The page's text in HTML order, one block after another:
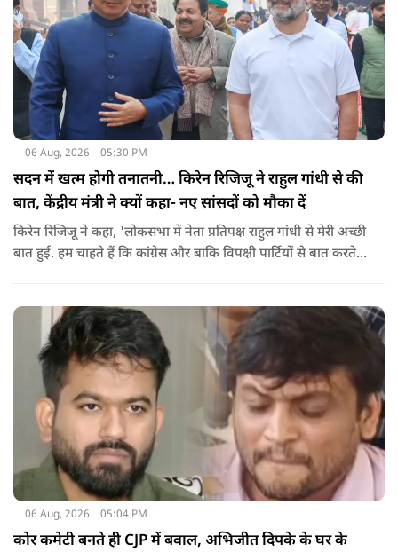
06 Aug, 2026 05:30 PM
सदन में खत्म होगी तनातनी… किरेन रिजिजू ने राहुल गांधी से की
बात, केंद्रीय मंत्री ने क्यों कहा- नए सांसदों को मौका दें
किरेन रिजिजू ने कहा, 'लोकसभा में नेता प्रतिपक्ष राहुल गांधी से मेरी अच्छी
बात हुई. हम चाहते हैं कि कांग्रेस और बाकि विपक्षी पार्टियों से बात करते
06 Aug, 2026 05:04 PM
कोर कमेटी बनते ही CJP में बवाल, अभिजीत दिपके के घर के